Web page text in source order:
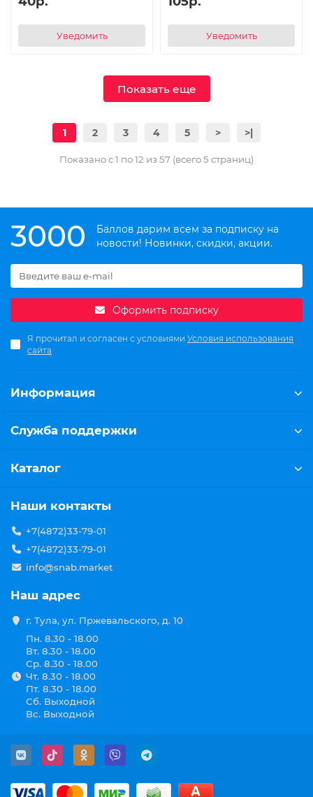
Уведомить Уведомить
Показать еще
1 2 3 4 5 > >|
Показано с 1 по 12 из 57 (всего 5 страниц)
3000
Баллов дарим всем за подписку на
новости! Новинки, скидки, акции.
Оформить подписку
Я прочитал и согласен с условиями Условия использования
сайта
Информация
Служба поддержки
Каталог
Наши контакты
+7(4872)33-79-01
+7(4872)33-79-01
info@snab.market
Наш адрес
г. Тула, ул. Пржевальского, д. 10
Пн. 8.30 - 18.00
Вт. 8.30 - 18.00
Ср. 8.30 - 18.00
Чт. 8.30 - 18.00
Пт. 8.30 - 18.00
Сб. Выходной
Вс. Выходной